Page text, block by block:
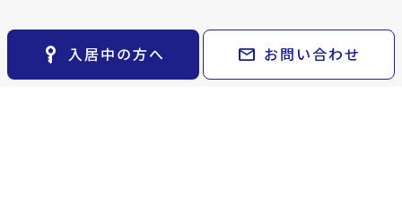
検索条件
閲覧履歴 keyboard_arrow_right
key_vertical 入居中の方へ mail お問い合わせ